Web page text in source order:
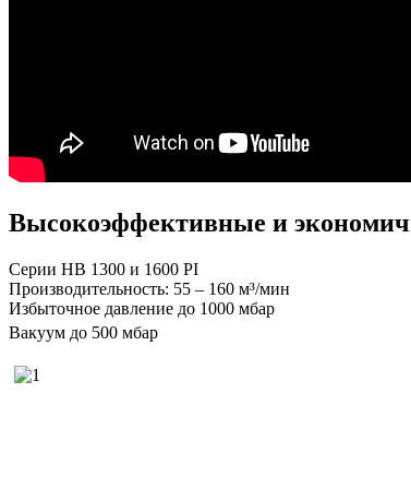
Высокоэффективные и
Серии HB 1300 и 1600 PI
Производительность: 55 – 160 м³/мин
Избыточное давление до 1000 мбар
Вакуум до 500 мбар